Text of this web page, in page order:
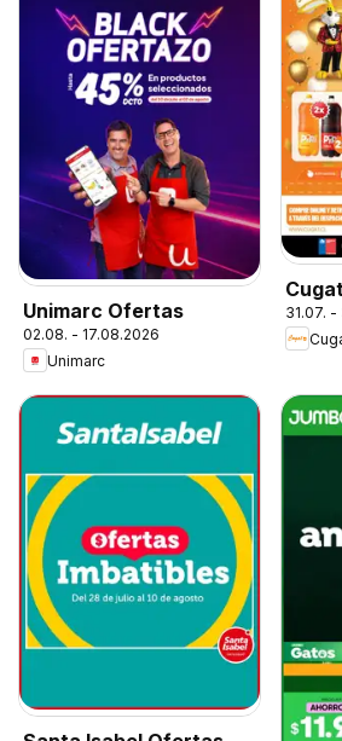
Unimarc Ofertas
02.08. - 17.08.2026
Unimarc
31.07. -